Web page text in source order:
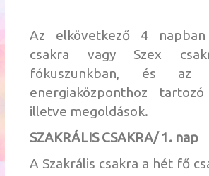
Olvasószoba
Az elkövetkező 4
csakra vagy Szex
fókuszunkban, és az
energiaközponthoz tartozó
illetve megoldások.
SZAKRÁLIS CSAKRA/ 1. nap
A Szakrális csakra a hét fő